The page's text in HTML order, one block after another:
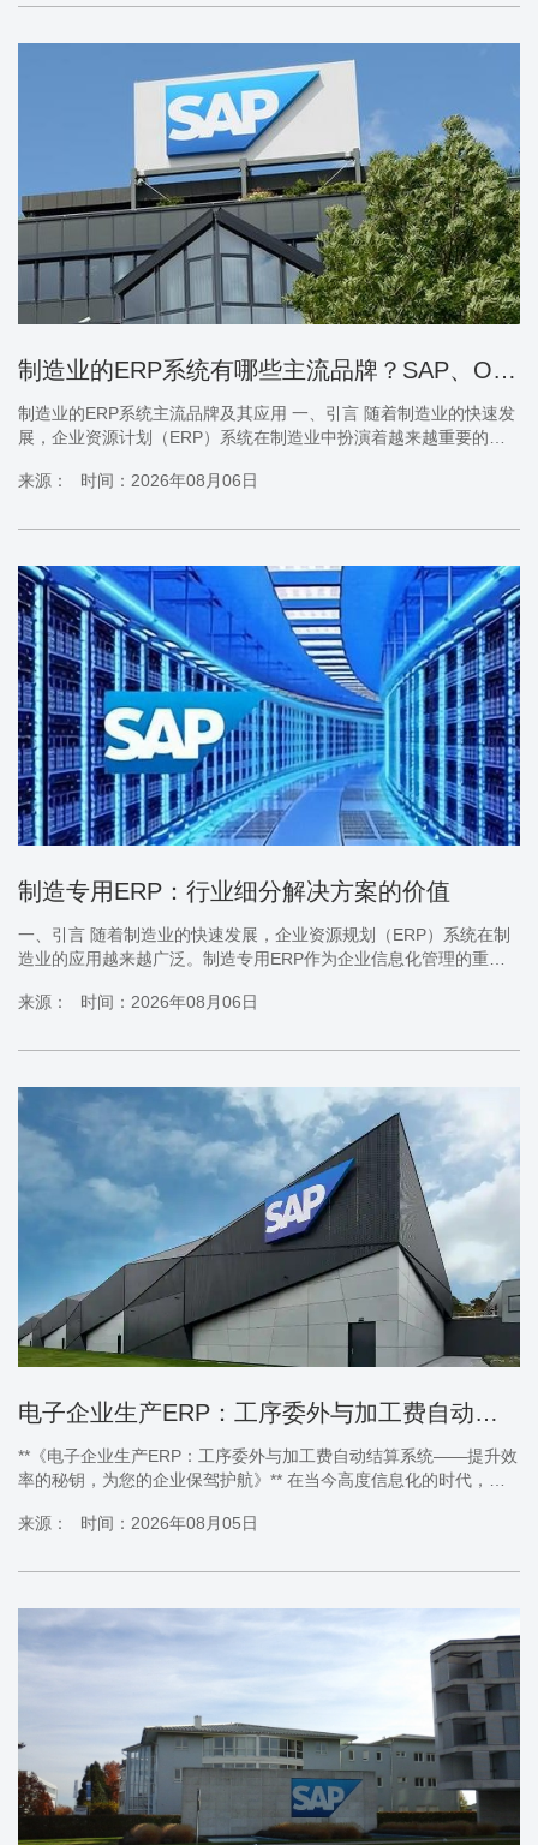
点、优势，并全面进行正面宣传。 一、**供应商门户：连接与沟通
制造业的ERP系统有哪些主流品牌？SAP、Oracle、用友、金蝶...​​
制造业的ERP系统主流品牌及其应用 一、引言 随着制造业的快速发
展，企业资源计划（ERP）系统在制造业中扮演着越来越重要的角
模块于一体的企业管理软件，能够帮助企业实现资源的优化配置和
包括SAP、Oracle、用友、金蝶等，并探讨它们在制造业中的应
来源： 时间：2026年08月06日
制造专用ERP：行业细分解决方案的价值
一、引言 随着制造业的快速发展，企业资源规划（ERP）系统在制
造业的应用越来越广泛。制造专用ERP作为企业信息化管理的重要
市场变化迅速的环境下，行业细分解决方案的价值显得尤为重要。
助企业更好地理解和应用这一工具。 二、制造专用ERP的概述 制造
来源： 时间：2026年08月06日
电子企业生产ERP：工序委外与加工费自动结算系统
**《电子企业生产ERP：工序委外与加工费自动结算系统——提升效
率的秘钥，为您的企业保驾护航》** 在当今高度信息化的时代，电
和激烈的竞争环境，企业如何优化内部生产流程，提升工作效率，
与加工费自动结算系统》应运而生，它不仅是一款先进的企业资源
来源： 时间：2026年08月05日